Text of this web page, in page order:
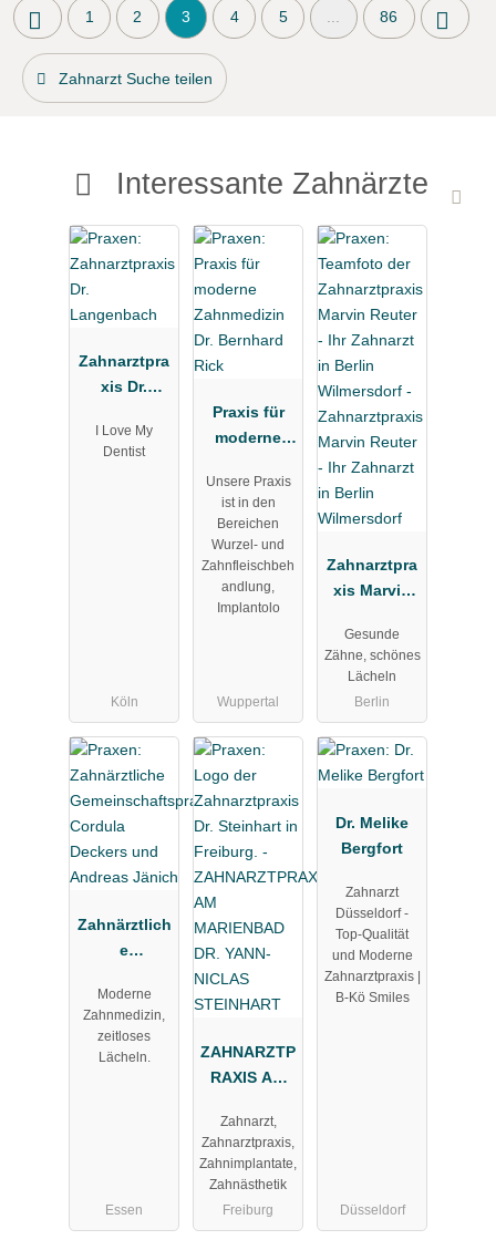
1 2 3 4 5 86
Zahnarzt Suche teilen
Interessante Zahnärzte
Zahnarztpra
xis Dr.
I Love My
Dentist
Köln
Praxis für
moderne
Dr. Bernhard
Unsere Praxis
ist in den
Bereichen
Wurzel- und
Zahnfleischbeh
andlung,
Implantolo
Wuppertal
Zahnarztpra
xis Marvin
Zahnarzt in
Berlin
Gesunde
Zähne, schönes
Lächeln
Berlin
Zahnärztlich
e
ftspraxis
Cordula
Deckers und
Moderne
Zahnmedizin,
zeitloses
Lächeln.
Essen
ZAHNARZTP
RAXIS AM
DR. YANN-
NICLAS
STEINHART
Zahnarzt,
Zahnarztpraxis,
Zahnimplantate,
Zahnästhetik
Freiburg
Dr. Melike
Bergfort
Zahnarzt
Düsseldorf -
Top-Qualität
und Moderne
Zahnarztpraxis |
B-Kö Smiles
Düsseldorf